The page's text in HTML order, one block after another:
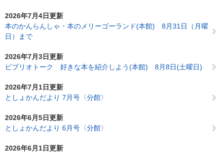
2026年7月4日更新
本のかんらんしゃ・本のメリーゴーランド(本館) 8月31日（月曜
日）まで
2026年7月3日更新
ビブリオトーク 好きな本を紹介しよう(本館) 8月8日(土曜日)
2026年7月1日更新
としょかんだより 7月号〈分館〉
2026年6月5日更新
としょかんだより 6月号〈分館〉
2026年6月1日更新